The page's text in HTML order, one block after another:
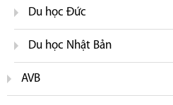
Du học Đức
Du học Nhật Bản
AVB